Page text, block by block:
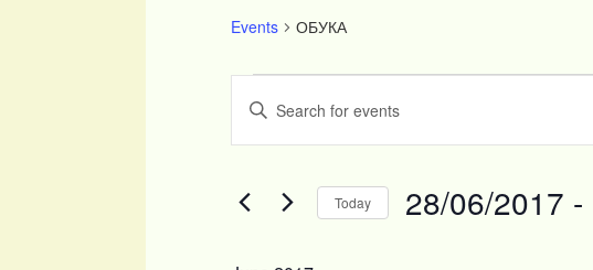
Events ОБУКА
Search
Views
Enter
Keyword.
Search
by
Today 28/06/2017 -